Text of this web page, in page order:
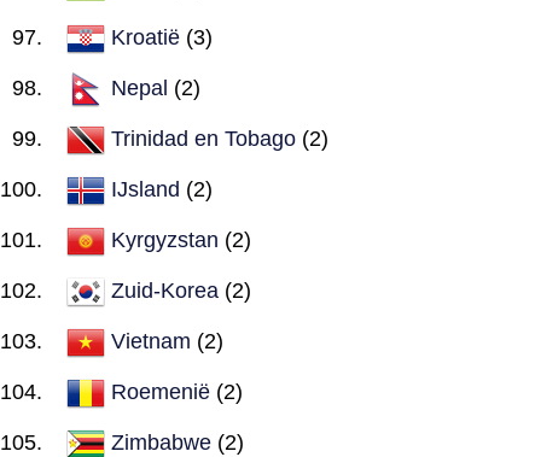
Kroatië (3)
Nepal (2)
Trinidad en Tobago (2)
IJsland (2)
Kyrgyzstan (2)
Zuid-Korea (2)
Vietnam (2)
Roemenië (2)
Zimbabwe (2)